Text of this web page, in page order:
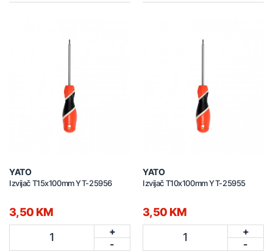
YATO
Izvijač T15x100mm YT-25956
3,50 KM
1
+
-
YATO
Izvijač T10x100mm YT-25955
3,50 KM
1
+
-